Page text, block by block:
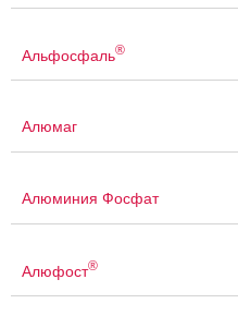
Альфосфаль®
Алюмаг
Алюминия Фосфат
Алюфост®